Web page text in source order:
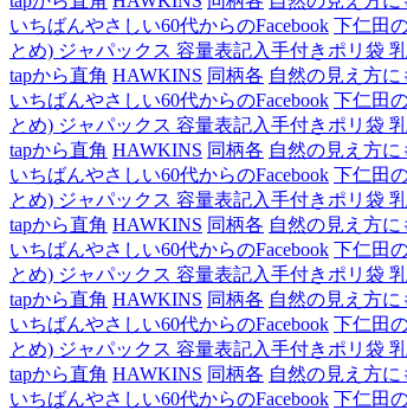
いちばんやさしい60代からのFacebook 下仁田
とめ) ジャパックス 容量表記入手付きポリ袋
tapから直角 HAWKINS 同柄各 自然の見え方
いちばんやさしい60代からのFacebook 下仁田
とめ) ジャパックス 容量表記入手付きポリ袋
tapから直角 HAWKINS 同柄各 自然の見え方
いちばんやさしい60代からのFacebook 下仁田
とめ) ジャパックス 容量表記入手付きポリ袋
tapから直角 HAWKINS 同柄各 自然の見え方
いちばんやさしい60代からのFacebook 下仁田
とめ) ジャパックス 容量表記入手付きポリ袋
tapから直角 HAWKINS 同柄各 自然の見え方
いちばんやさしい60代からのFacebook 下仁田
とめ) ジャパックス 容量表記入手付きポリ袋
tapから直角 HAWKINS 同柄各 自然の見え方
いちばんやさしい60代からのFacebook 下仁田